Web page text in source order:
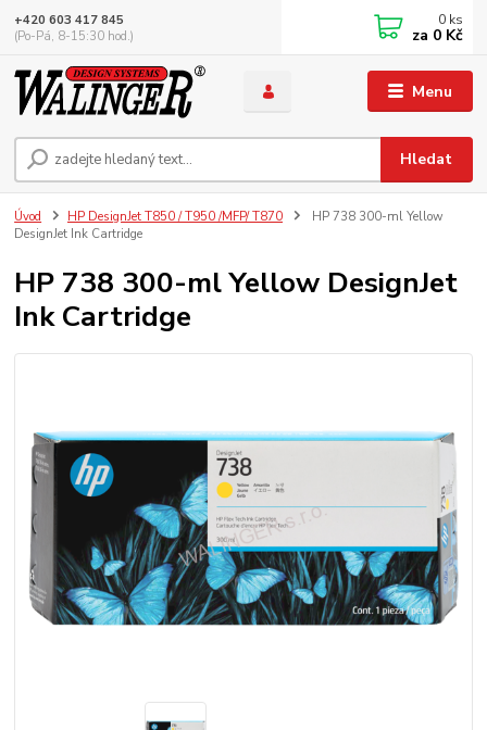
Menu
Hledat
+420 603 417 845
(Po-Pá, 8-15:30 hod.)
0 ks
za 0 Kč
Úvod HP DesignJet T850 / T950 /MFP/ T870
HP 738 300-ml Yellow
DesignJet Ink Cartridge
HP 738 300-ml Yellow DesignJet
Ink Cartridge